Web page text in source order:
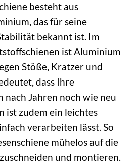
besteht aus
das für seine
bekannt ist. Im
ist Aluminium
Stöße, Kratzer und
dass Ihre
nach Jahren noch wie neu
ist zudem ein leichtes
verarbeiten lässt. So
mühelos auf die
und montieren.